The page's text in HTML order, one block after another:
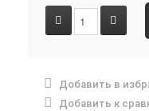
Добавить в
Добавить к